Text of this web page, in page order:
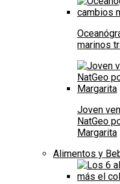
marinos
Joven
NatGeo
Margarita
Alimentos y